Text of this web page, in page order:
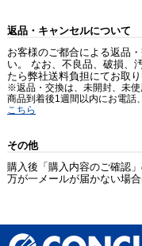
返品・キャンセルについて
お客様のご都合による返品
い。 なお、不良品、破損、
たら弊社送料負担にてお取り
※返品・交換は、未開封、未使
商品到着後1週間以内にお電話
こちら
その他
購入後「購入内容のご確認
万が一メールが届かない場